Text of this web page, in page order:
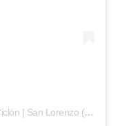
Una publicación compartida de Vamos Ciclón | San Lorenzo (@vamosciclon)